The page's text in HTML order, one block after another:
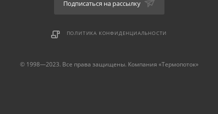
Подписаться на рассылку
ПОЛИТИКА КОНФИДЕНЦИАЛЬНОСТИ
© 1998—2023. Все права защищены. Компания «Термопоток»